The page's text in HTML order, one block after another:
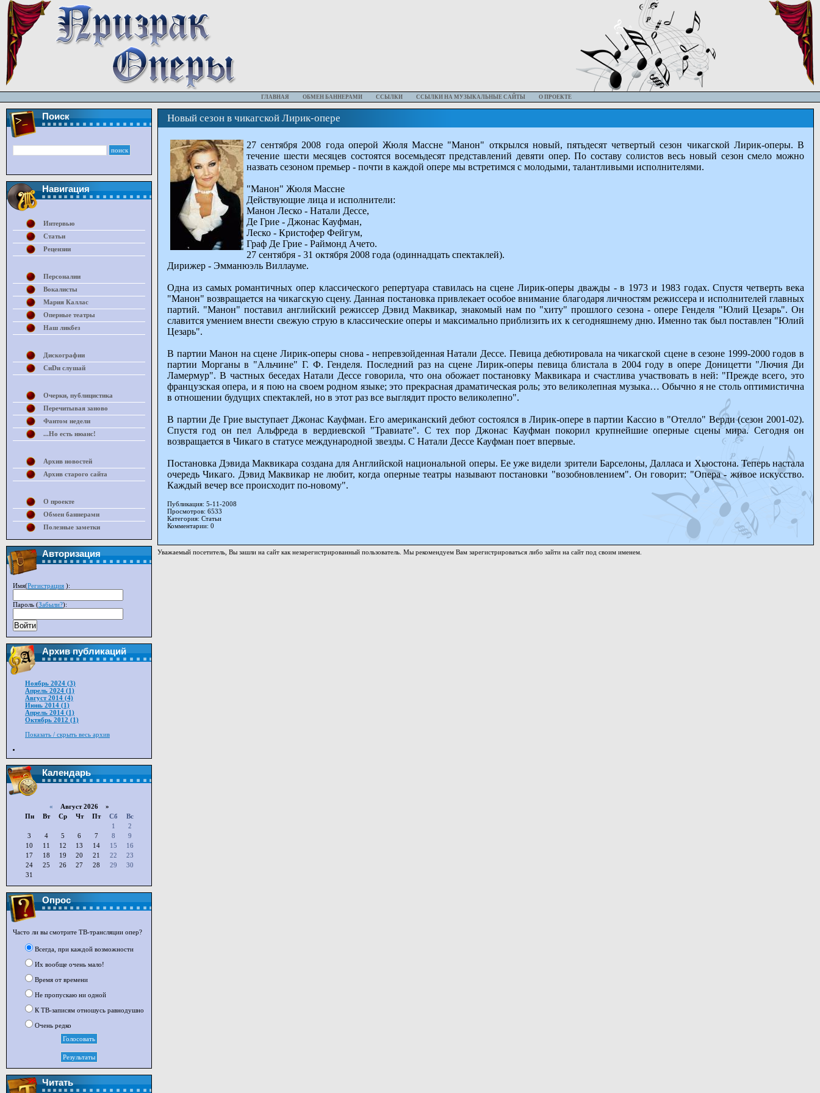
ГЛАВНАЯ ОБМЕН БАННЕРАМИ ССЫЛКИ ССЫЛКИ НА МУЗЫКАЛЬНЫЕ САЙТЫ О ПРОЕКТЕ
Новый сезон в чикагской Лирик-опере
27 сентября 2008 года оперой Жюля Массне "Манон" открылся новый, пятьдесят четвертый сезон чикагской Лирик-оперы. В
течение шести месяцев состоятся восемьдесят представлений девяти опер. По составу солистов весь новый сезон смело можно
назвать сезоном премьер - почти в каждой опере мы встретимся с молодыми, талантливыми исполнителями.
"Манон" Жюля Массне
Действующие лица и исполнители:
Манон Леско - Натали Дессе,
Де Грие - Джонас Кауфман,
Леско - Кристофер Фейгум,
Граф Де Грие - Раймонд Ачето.
27 сентября - 31 октября 2008 года (одиннадцать спектаклей).
Дирижер - Эмманюэль Виллауме.
Одна из самых романтичных опер классического репертуара ставилась на сцене Лирик-оперы дважды - в 1973 и 1983 годах. Спустя четверть века
"Манон" возвращается на чикагскую сцену. Данная постановка привлекает особое внимание благодаря личностям режиссера и исполнителей главных
партий. "Манон" поставил английский режиссер Дэвид Маквикар, знакомый нам по "хиту" прошлого сезона - опере Генделя "Юлий Цезарь". Он
славится умением внести свежую струю в классические оперы и максимально приблизить их к сегодняшнему дню. Именно так был поставлен "Юлий
Цезарь".
В партии Манон на сцене Лирик-оперы снова - непревзойденная Натали Дессе. Певица дебютировала на чикагской сцене в сезоне 1999-2000 годов в
партии Морганы в "Альчине" Г. Ф. Генделя. Последний раз на сцене Лирик-оперы певица блистала в 2004 году в опере Доницетти "Лючия Ди
Ламермур". В частных беседах Натали Дессе говорила, что она обожает постановку Маквикара и счастлива участвовать в ней: "Прежде всего, это
французская опера, и я пою на своем родном языке; это прекрасная драматическая роль; это великолепная музыка… Обычно я не столь оптимистична
в отношении будущих спектаклей, но в этот раз все выглядит просто великолепно".
В партии Де Грие выступает Джонас Кауфман. Его американский дебют состоялся в Лирик-опере в партии Касcио в "Отелло" Верди (сезон 2001-02).
Спустя год он пел Альфреда в вердиевской "Травиате". С тех пор Джонас Кауфман покорил крупнейшие оперные сцены мира. Сегодня он
возвращается в Чикаго в статусе международной звезды. С Натали Дессе Кауфман поет впервые.
Постановка Дэвида Маквикара создана для Английской национальной оперы. Ее уже видели зрители Барселоны, Далласа и Хьюстона. Теперь настала
очередь Чикаго. Дэвид Маквикар не любит, когда оперные театры называют постановки "возобновлением". Он говорит: "Опера - живое искусство.
Каждый вечер все происходит по-новому".
Публикация: 5-11-2008
Просмотров: 6533
Категория: Статьи
Комментарии: 0
Уважаемый посетитель, Вы зашли на сайт как незарегистрированный пользователь. Мы рекомендуем Вам зарегистрироваться либо зайти на сайт под своим именем.
Поиск
Навигация
Интервью
Статьи
Рецензии
Персоналии
Вокалисты
Мария Каллас
Оперные театры
Наш ликбез
Дискографии
СиDи слушай
Очерки, публицистика
Перечитывая заново
Фантом недели
...Но есть нюанс!
Архив новостей
Архив старого сайта
О проекте
Обмен баннерами
Полезные заметки
Авторизация
Имя(Регистрация ):
Пароль (Забыли?):
Войти
Архив публикаций
Ноябрь 2024 (3)
Апрель 2024 (1)
Август 2014 (4)
Июнь 2014 (1)
Апрель 2014 (1)
Октябрь 2012 (1)
Показать / скрыть весь архив
Календарь
« Август 2026 »
Пн
Вт Ср Чт Пт Сб
Вс
1
2
3
4 5 6 7 8
9
10
11 12 13 14 15
16
17
18 19 20 21 22
23
24
25 26 27 28 29
30
31
Опрос
Часто ли вы смотрите ТВ-трансляции опер?
Всегда, при каждой возможности
Их вообще очень мало!
Время от времени
Не пропускаю ни одной
К ТВ-записям отношусь равнодушно
Очень редко
Читать